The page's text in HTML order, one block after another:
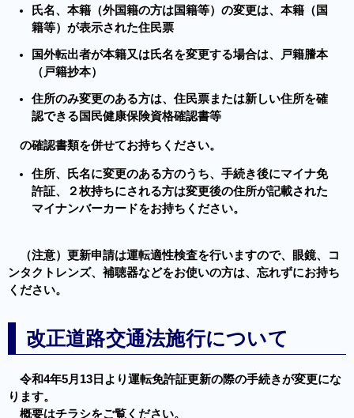
氏名、本籍（外国籍の方は国籍等）の変更は、本籍（国
籍等）が表示された住民票
国外転出者が本籍又は氏名を変更する場合は、戸籍謄本
（戸籍抄本）
住所のみ変更のある方は、住民票または新しい住所を確
認できる国民健康保険資格確認書等
の確認書類を併せてお持ちください。
住所、氏名に変更のある方のうち、手続き後にマイナ免
許証、２枚持ちにされる方は変更後の住所が記載された
マイナンバーカードをお持ちください。
（注意）更新申請は運転適性検査を行いますので、眼鏡、コ
ンタクトレンズ、補聴器などをお使いの方は、忘れずにお持ち
ください。
改正道路交通法施行について
令和4年5月13日より運転免許証更新の際の手続きが変更にな
ります。
概要はチラシをご覧ください。